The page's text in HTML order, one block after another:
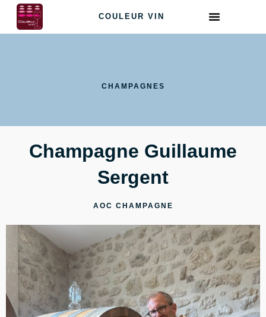
COULEUR VIN
CHAMPAGNES
Champagne Guillaume
Sergent
AOC CHAMPAGNE